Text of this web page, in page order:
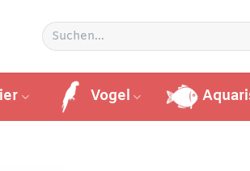
Suchen
nach:
Vogel